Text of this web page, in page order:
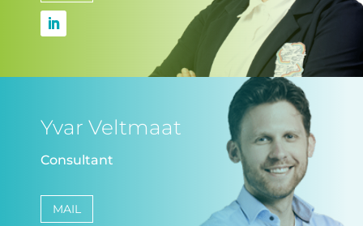
Yvar Veltmaat
Consultant
MAIL